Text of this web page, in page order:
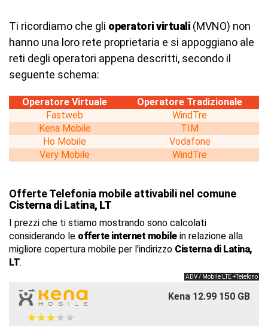
Ti ricordiamo che gli operatori virtuali (MVNO) non
hanno una loro rete proprietaria e si appoggiano ale
reti degli operatori appena descritti, secondo il
seguente schema:
Operatore Virtuale
Operatore Tradizionale
Fastweb
WindTre
Kena Mobile
TIM
Ho Mobile
Vodafone
Very Mobile
WindTre
Offerte Telefonia mobile attivabili nel comune
Cisterna di Latina, LT
I prezzi che ti stiamo mostrando sono calcolati
considerando le offerte internet mobilein relazione alla
migliore copertura mobile per l'indirizzo Cisterna di Latina,
LT.
ADV / Mobile LTE +Telefono
Kena 12.99 150 GB
★★★★★
★★★★★